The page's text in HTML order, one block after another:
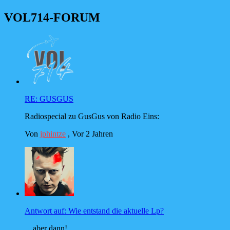
VOL714-FORUM
RE: GUSGUS
Radiospecial zu GusGus von Radio Eins:
Von jphintze , Vor 2 Jahren
Antwort auf: Wie entstand die aktuelle Lp?
... aber dann!